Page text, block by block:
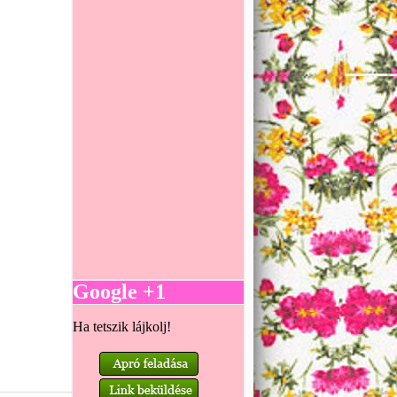
Google +1
Ha tetszik lájkolj!